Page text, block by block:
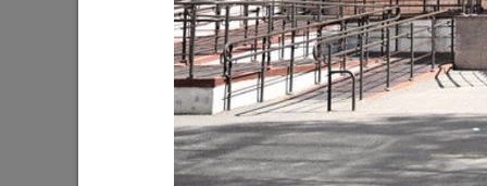
Мэр Казани поблагодарил «Парковых
На
Олег
Дима